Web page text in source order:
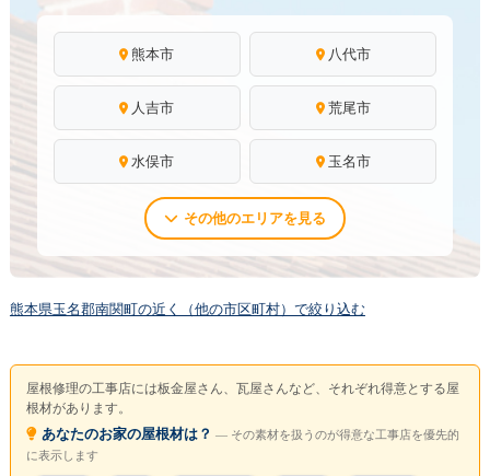
熊本市 八代市
人吉市 荒尾市
水俣市 玉名市
その他のエリアを見る
熊本県玉名郡南関町の近く（他の市区町村）で絞り込む
屋根修理の工事店には板金屋さん、瓦屋さんなど、それぞれ得意とする屋
根材があります。
あなたのお家の屋根材は？ ― その素材を扱うのが得意な工事店を優先的
に表示します